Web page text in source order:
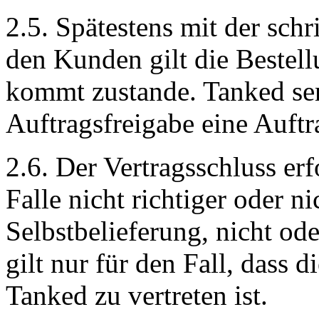
2.5. Spätestens mit der
den Kunden gilt die
kommt zustande. Tanked
Auftragsfreigabe eine
2.6. Der Vertragsschluss
Falle nicht richtiger oder
Selbstbelieferung, nicht
gilt nur für den Fall, dass
Tanked zu vertreten ist.